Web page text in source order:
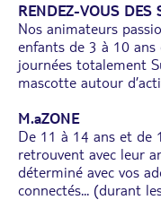
RENDEZ-VOUS DES
Nos animateurs
enfants de 3 à 10
journées totalement
mascotte autour
M.aZONE
De 11 à 14 ans et de
retrouvent avec leur
déterminé avec vos
connectés... (durant